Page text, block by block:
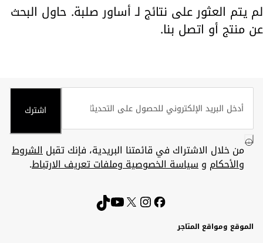
لم يتم العثور على نتائج لـ أساور صلبة. حاول البحث
عن منتج أو اتصل بنا.
اشترك
من خلال الاشتراك في قائمتنا البريدية، فإنك تقبلالشروط
والأحكام وسياسة الخصوصية وملفات تعريف الارتباط.
الموقع ومواقع المتاجر